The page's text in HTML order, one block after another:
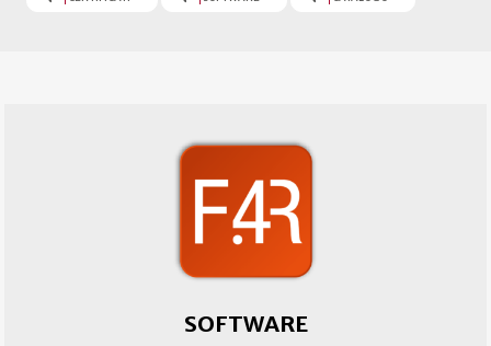
SOFTWARE